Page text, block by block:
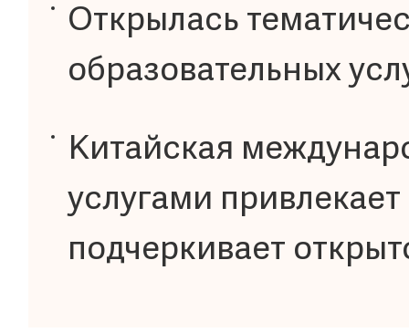
Открылась
образовательных
Китайская
услугами
подчеркивает